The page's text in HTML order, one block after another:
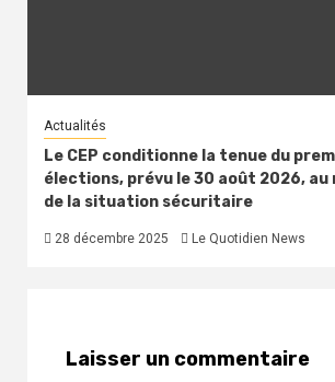
Actualités
Le CEP conditionne la tenue du
élections, prévu le 30 août 2026,
de la situation sécuritaire
28 décembre 2025 Le Quotidien News
Laisser un commentaire